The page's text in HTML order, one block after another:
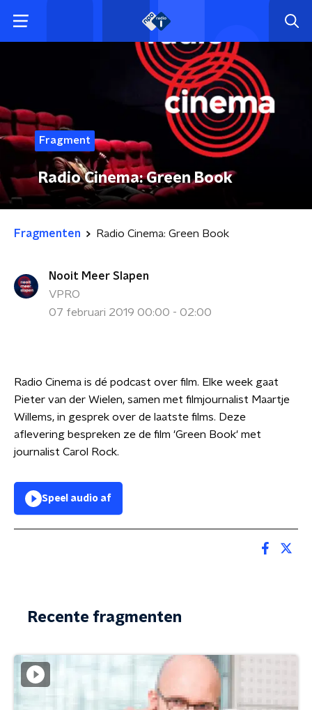
Fragment
Radio Cinema: Green Book
Fragmenten Radio Cinema: Green Book
Nooit Meer Slapen
VPRO
07 februari 2019 00:00 - 02:00
Radio Cinema is dé podcast over film. Elke week gaat
Pieter van der Wielen, samen met filmjournalist Maartje
Willems, in gesprek over de laatste films. Deze
aflevering bespreken ze de film 'Green Book' met
journalist Carol Rock.
Speel audio af
Recente fragmenten